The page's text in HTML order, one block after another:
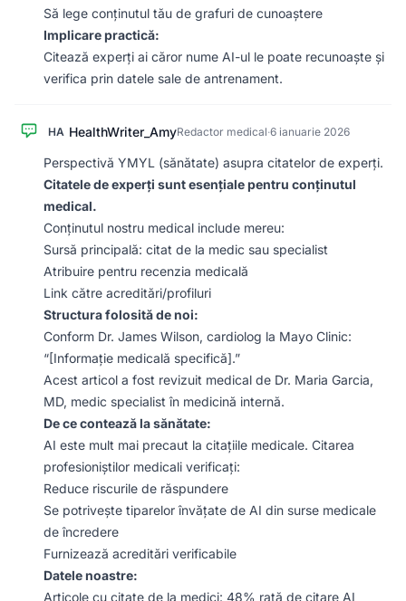
Să lege conținutul tău de grafuri de cunoaștere
Implicare practică:
Citează experți ai căror nume AI-ul le poate recunoaște și
verifica prin datele sale de antrenament.
HA HealthWriter_AmyRedactor medical·6 ianuarie 2026
Perspectivă YMYL (sănătate) asupra citatelor de experți.
Citatele de experți sunt esențiale pentru conținutul
medical.
Conținutul nostru medical include mereu:
Sursă principală: citat de la medic sau specialist
Atribuire pentru recenzia medicală
Link către acreditări/profiluri
Structura folosită de noi:
Conform Dr. James Wilson, cardiolog la Mayo Clinic:
“[Informație medicală specifică].”
Acest articol a fost revizuit medical de Dr. Maria Garcia,
MD, medic specialist în medicină internă.
De ce contează la sănătate:
AI este mult mai precaut la citațiile medicale. Citarea
profesioniștilor medicali verificați:
Reduce riscurile de răspundere
Se potrivește tiparelor învățate de AI din surse medicale
de încredere
Furnizează acreditări verificabile
Datele noastre:
Articole cu citate de la medici: 48% rată de citare AI